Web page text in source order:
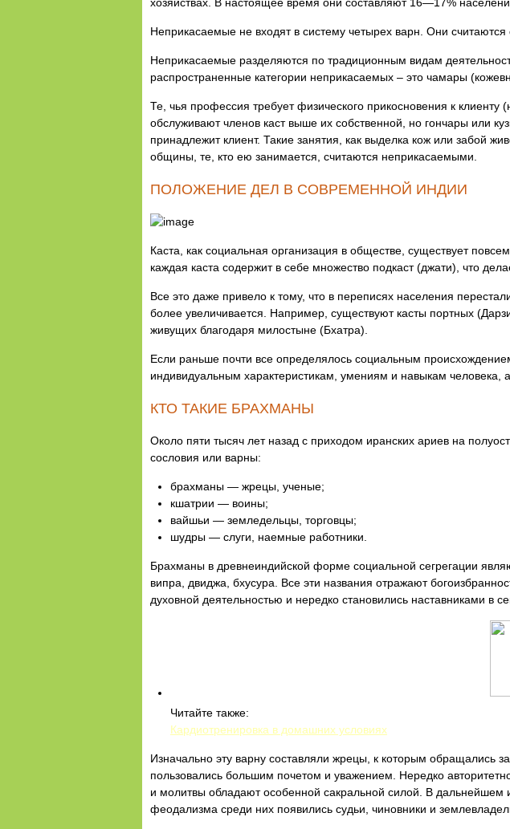
Неприкасаемые не входят в систему четырех варн. Они
Неприкасаемые разделяются по традиционным видам
распространенные категории неприкасаемых – это чамары
Те, чья профессия требует физического прикосновения к
обслуживают членов каст выше их собственной, но гончары или
принадлежит клиент. Такие занятия, как выделка кож или забой
общины, те, кто ею занимается, считаются неприкасаемыми.
ПОЛОЖЕНИЕ ДЕЛ В СОВРЕМЕННОЙ ИНДИИ
Каста, как социальная организация в обществе, существует
каждая каста содержит в себе множество подкаст (джати), что
Все это даже привело к тому, что в переписях населения
более увеличивается. Например, существуют касты портных
живущих благодаря милостыне (Бхатра).
Если раньше почти все определялось социальным
индивидуальным характеристикам, умениям и навыкам человека,
КТО ТАКИЕ БРАХМАНЫ
Около пяти тысяч лет назад с приходом иранских ариев на
сословия или варны:
брахманы — жрецы, ученые;
кшатрии — воины;
вайшьи — земледельцы, торговцы;
шудры — слуги, наемные работники.
Брахманы в древнеиндийской форме социальной сегрегации
випра, двиджа, бхусура. Все эти названия отражают
духовной деятельностью и нередко становились наставниками в
Читайте также:
Кардиотренировка в домашних условиях
Изначально эту варну составляли жрецы, к которым обращались
пользовались большим почетом и уважением. Нередко
и молитвы обладают особенной сакральной силой. В дальнейшем
феодализма среди них появились судьи, чиновники и